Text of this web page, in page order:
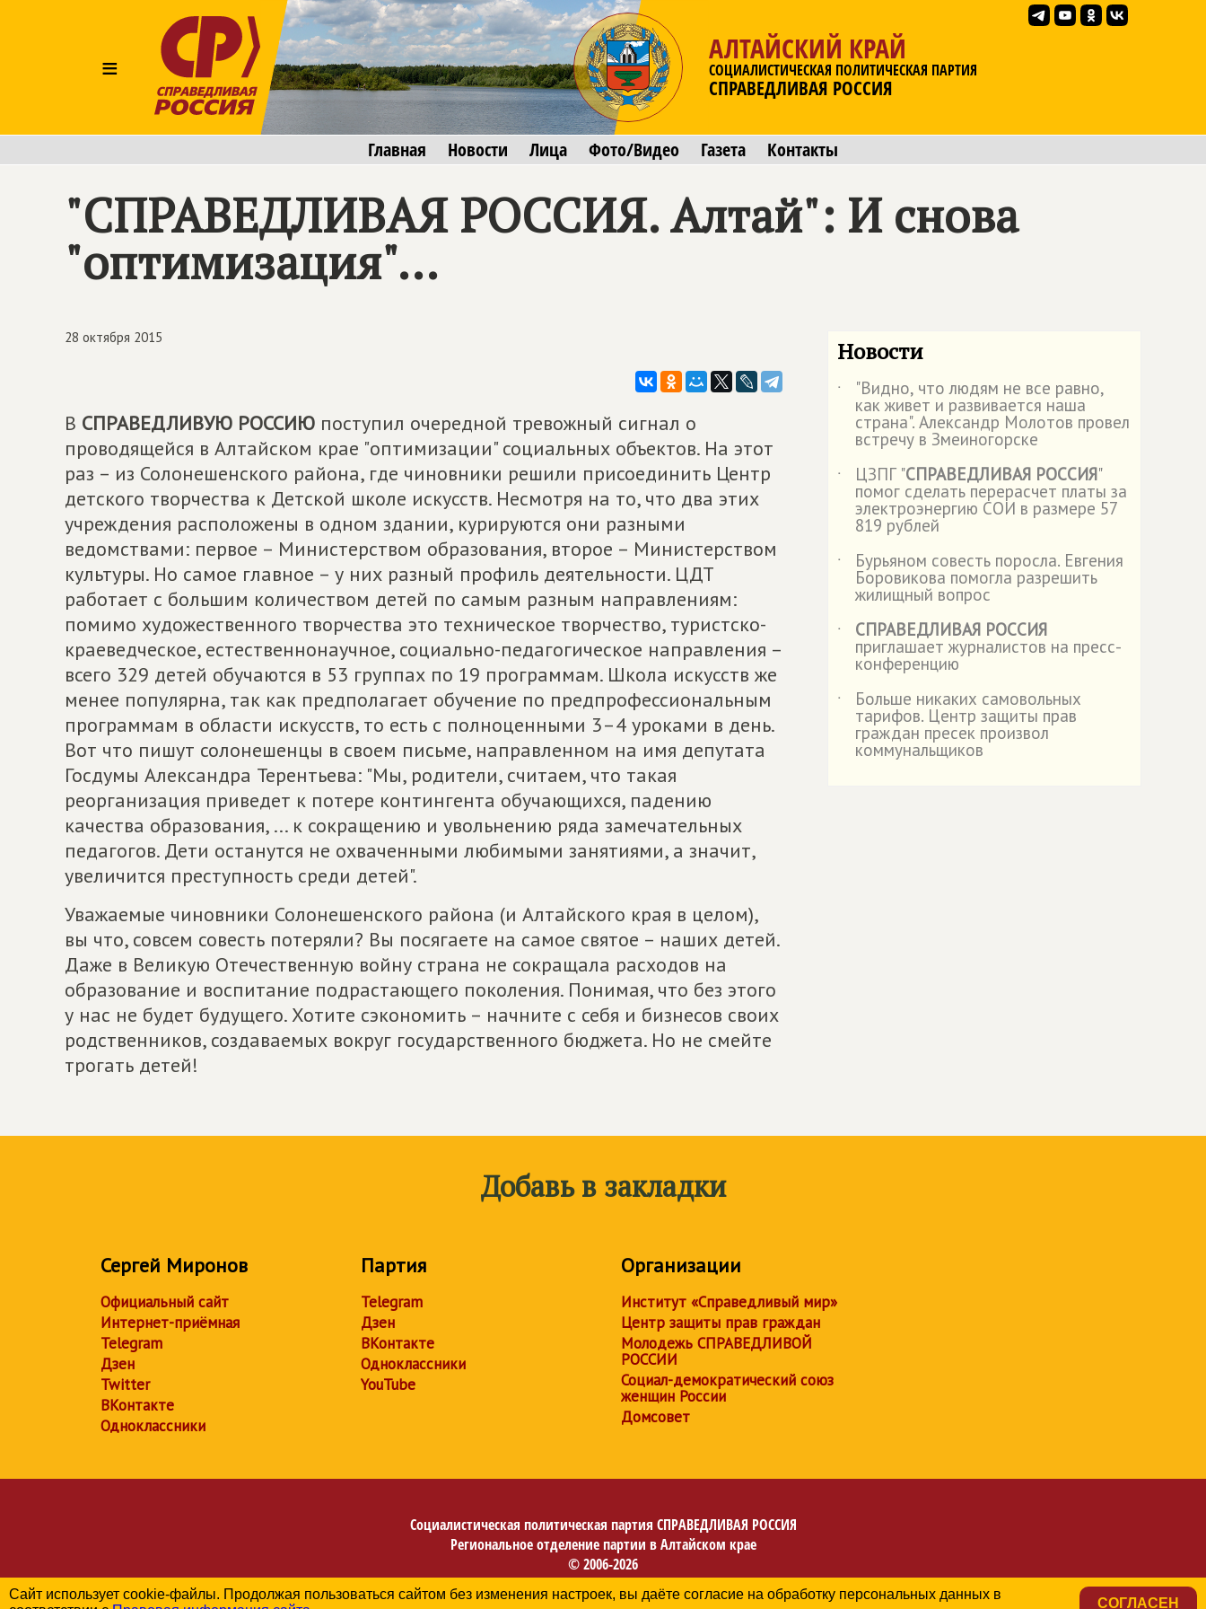
≡
АЛТАЙСКИЙ КРАЙ
СОЦИАЛИСТИЧЕСКАЯ ПОЛИТИЧЕСКАЯ ПАРТИЯ
СПРАВЕДЛИВАЯ РОССИЯ
Главная Новости Лица Фото/Видео Газета Контакты
"СПРАВЕДЛИВАЯ РОССИЯ. Алтай": И снова
"оптимизация"...
28 октября 2015
В СПРАВЕДЛИВУЮ РОССИЮ поступил очередной тревожный сигнал о
проводящейся в Алтайском крае "оптимизации" социальных объектов. На этот
раз – из Солонешенского района, где чиновники решили присоединить Центр
детского творчества к Детской школе искусств. Несмотря на то, что два этих
учреждения расположены в одном здании, курируются они разными
ведомствами: первое – Министерством образования, второе – Министерством
культуры. Но самое главное – у них разный профиль деятельности. ЦДТ
работает с большим количеством детей по самым разным направлениям:
помимо художественного творчества это техническое творчество, туристско-
краеведческое, естественнонаучное, социально-педагогическое направления –
всего 329 детей обучаются в 53 группах по 19 программам. Школа искусств же
менее популярна, так как предполагает обучение по предпрофессиональным
программам в области искусств, то есть с полноценными 3–4 уроками в день.
Вот что пишут солонешенцы в своем письме, направленном на имя депутата
Госдумы Александра Терентьева: "Мы, родители, считаем, что такая
реорганизация приведет к потере контингента обучающихся, падению
качества образования, ... к сокращению и увольнению ряда замечательных
педагогов. Дети останутся не охваченными любимыми занятиями, а значит,
увеличится преступность среди детей".
Уважаемые чиновники Солонешенского района (и Алтайского края в целом),
вы что, совсем совесть потеряли? Вы посягаете на самое святое – наших детей.
Даже в Великую Отечественную войну страна не сокращала расходов на
образование и воспитание подрастающего поколения. Понимая, что без этого
у нас не будет будущего. Хотите сэкономить – начните с себя и бизнесов своих
родственников, создаваемых вокруг государственного бюджета. Но не смейте
трогать детей!
Новости
˙ "Видно, что людям не все равно,
как живет и развивается наша
страна". Александр Молотов провел
встречу в Змеиногорске
˙
ЦЗПГ "СПРАВЕДЛИВАЯ РОССИЯ"
помог сделать перерасчет платы за
электроэнергию СОИ в размере 57
819 рублей
˙
Бурьяном совесть поросла. Евгения
Боровикова помогла разрешить
жилищный вопрос
˙
СПРАВЕДЛИВАЯ РОССИЯ
приглашает журналистов на пресс-
конференцию
˙
Больше никаких самовольных
тарифов. Центр защиты прав
граждан пресек произвол
коммунальщиков
Добавь в закладки
Сергей Миронов
Официальный сайт
Интернет-приёмная
Telegram
Дзен
Twitter
ВКонтакте
Одноклассники
Партия
Telegram
Дзен
ВКонтакте
Одноклассники
YouTube
Организации
Институт «Справедливый мир»
Центр защиты прав граждан
Молодежь СПРАВЕДЛИВОЙ
РОССИИ
Социал-демократический союз
женщин России
Домсовет
Социалистическая политическая партия СПРАВЕДЛИВАЯ РОССИЯ
Региональное отделение партии в Алтайском крае
© 2006-2026
Политика в отношении обработки персональных данных
Сайт использует cookie-файлы. Продолжая пользоваться сайтом без изменения настроек, вы даёте согласие на обработку персональных данных в
СОГЛАСЕН